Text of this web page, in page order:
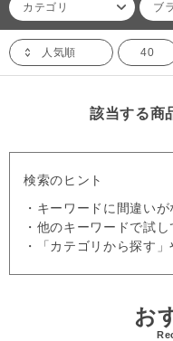
カテゴリ ブ
人気順 40
該当する商
検索のヒント
・キーワードに間違い
・他のキーワードで試し
・「カテゴリから探す
お